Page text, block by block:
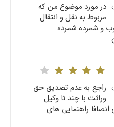
در مورد موضوع من که
مربوط به نقل و انتقال
و شمرده شمرده
راجع به عدم تصدیق حق
وراثت با چند تا وکیل
راهنمایی های